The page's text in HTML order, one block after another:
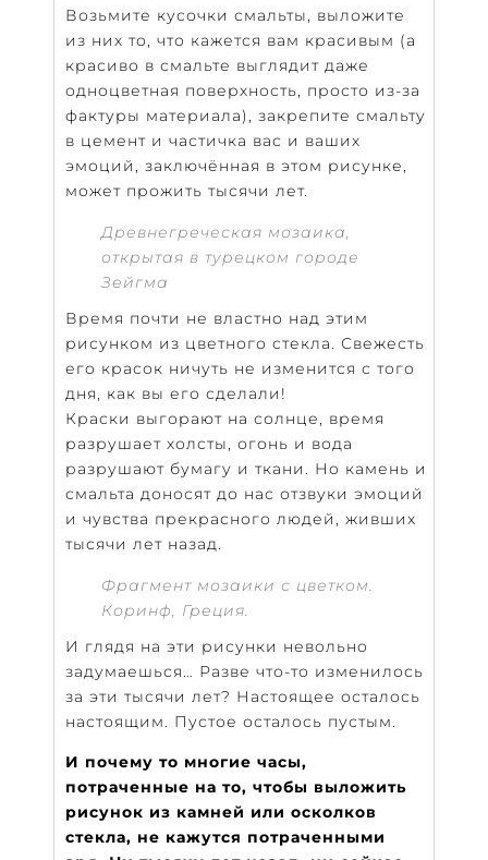
Возьмите кусочки смальты, выложите
из них то, что кажется вам красивым (а
красиво в смальте выглядит даже
одноцветная поверхность, просто из-за
фактуры материала), закрепите смальту
в цемент и частичка вас и ваших
эмоций, заключённая в этом рисунке,
может прожить тысячи лет.
Древнегреческая мозаика,
открытая в турецком городе
Зейгма
Время почти не властно над этим
рисунком из цветного стекла. Свежесть
его красок ничуть не изменится с того
дня, как вы его сделали!
Краски выгорают на солнце, время
разрушает холсты, огонь и вода
разрушают бумагу и ткани. Но камень и
смальта доносят до нас отзвуки эмоций
и чувства прекрасного людей, живших
тысячи лет назад.
Фрагмент мозаики с цветком.
Коринф, Греция.
И глядя на эти рисунки невольно
задумаешься… Разве что-то изменилось
за эти тысячи лет? Настоящее осталось
настоящим. Пустое осталось пустым.
И почему то многие часы,
потраченные на то, чтобы выложить
рисунок из камней или осколков
стекла, не кажутся потраченными